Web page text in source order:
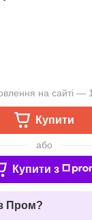
на сайті —
Купити
або
Купити з
Пром?